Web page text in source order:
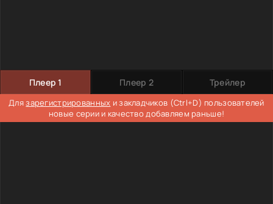
Плеер 1 Плеер 2 Трейлер
Длязарегистрированных и закладчиков (Ctrl+D) пользователей
новые серии и качество добавляем раньше!